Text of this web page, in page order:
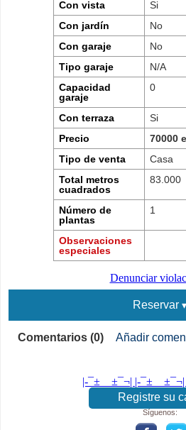
Con vista
Si
Con jardín
No
Con garaje
No
Tipo garaje
N/A
Capacidad
garaje
0
Con terraza
Si
Precio
70000
Tipo de venta
Casa
Total metros
cuadrados
83.000
Número de
plantas
1
Observaciones
especiales
Denunciar
Reservar
Comentarios (0) Añadir
|-¯±­__­±¯¬| |-
Registre su
Síguenos: